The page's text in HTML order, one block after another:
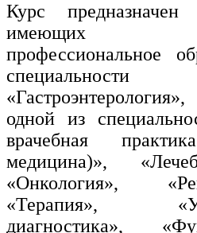
геодезия
Техника и
транспорта
Техника и технологии
строительства
Ядерная энергетика и
Курс
имеющих
профессиональное
специальности
одной из
врачебная
медицина)»,
«Онкология»,
«Терапия»,
диагностика»,